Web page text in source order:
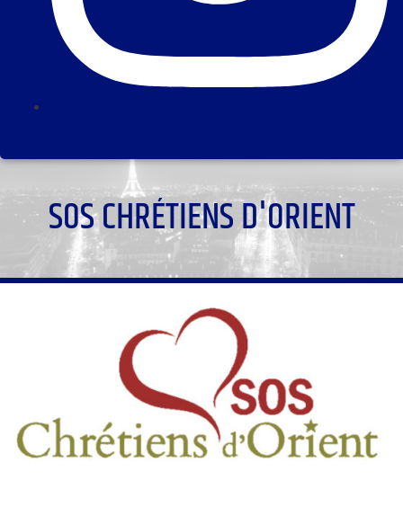
SOS CHRÉTIENS D'ORIENT